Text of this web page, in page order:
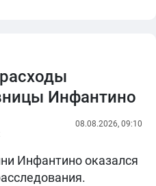
Инфантино
08.08.2026, 09:10
Инфантино оказался